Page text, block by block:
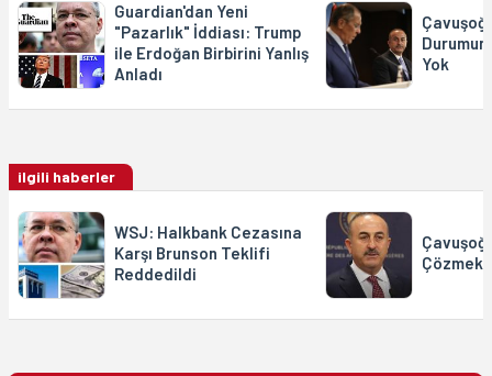
Guardian'dan Yeni
"Pazarlık" İddiası: Trump
ile Erdoğan Birbirini Yanlış
Anladı
Yok
ilgili haberler
WSJ: Halkbank Cezasına
Karşı Brunson Teklifi
Reddedildi
Çözmek